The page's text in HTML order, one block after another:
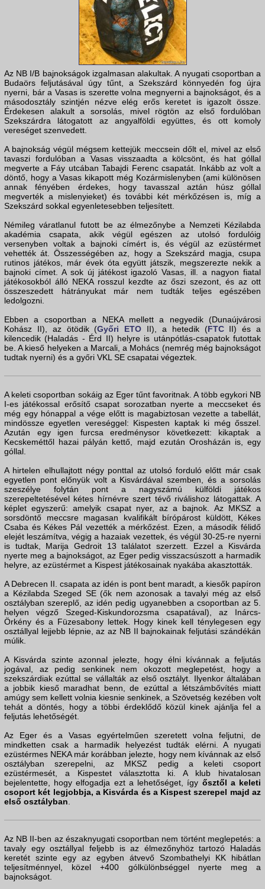
Az NB I/B bajnokságok izgalmasan alakultak. A nyugati csoportban a
Budaörs feljutásával úgy tűnt, a Szekszárd könnyedén fog újra
nyerni, bár a Vasas is szerette volna megnyerni a bajnokságot, és a
másodosztály szintjén nézve elég erős keretet is igazolt össze.
Érdekesen alakult a sorsolás, mivel rögtön az első fordulóban
Szekszárdra látogatott az angyalföldi együttes, és ott komoly
vereséget szenvedett.
A bajnokság végül mégsem kettejük meccsein dőlt el, mivel az első
tavaszi fordulóban a Vasas visszaadta a kölcsönt, és hat góllal
megverte a Fáy utcában Tabajdi Ferenc csapatát. Inkább az volt a
döntő, hogy a Vasas kikapott még Kozármislenyben (ami különösen
annak fényében érdekes, hogy tavasszal aztán húsz góllal
megverték a mislenyieket) és további két mérkőzésen is, míg a
Szekszárd sokkal egyenletesebben teljesített.
Némileg váratlanul futott be az élmezőnybe a Nemzeti Kézilabda
akadémia csapata, akik végül egészen az utolsó fordulóig
versenyben voltak a bajnoki címért is, és végül az ezüstérmet
vehették át. Összességében az, hogy a Szekszárd magja, csupa
rutinos játékos, már évek óta együtt játszik, megszerezte nekik a
bajnoki címet. A sok új játékost igazoló Vasas, ill. a nagyon fiatal
játékosokból álló NEKA rosszul kezdte az őszi szezont, és az ott
összeszedett hátrányukat már nem tudták teljes egészében
ledolgozni.
Ebben a csoportban a NEKA mellett a negyedik (Dunaújvárosi
Kohász II), az ötödik (Győri ETO II), a hetedik (FTCII) és a
kilencedik (Haladás - Érd II) helyre is utánpótlás-csapatok futottak
be. A kieső helyeken a Marcali, a Mohács (nemrég még bajnokságot
tudtak nyerni) és a győri VKL SE csapatai végeztek.
A keleti csoportban sokáig az Eger tűnt favoritnak. A több egykori NB
I-es játékossal erősítő csapat sorozatban nyerte a meccseket és
még egy hónappal a vége előtt is magabiztosan vezette a tabellát,
mindössze egyetlen vereséggel: Kispesten kaptak ki még ősszel.
Azután egy igen furcsa eredménysor következett: kikaptak a
Kecskeméttől hazai pályán kettő, majd ezután Orosházán is, egy
góllal.
A hirtelen elhullajtott négy ponttal az utolsó forduló előtt már csak
egyetlen pont előnyük volt a Kisvárdával szemben, és a sorsolás
szeszélye folytán pont a nagyszámú külföldi játékos
szerepeltetésével kétes hírnévre szert tévő riválishoz látogattak. A
képlet egyszerű: amelyik csapat nyer, az a bajnok. Az MKSZ a
sorsdöntő meccsre magasan kvalifikált bírópárost küldött, Kékes
Csaba és Kékes Pál vezették a mérkőzést. Ezen, a második félidő
elejét leszámítva, végig a hazaiak vezettek, és végül 30-25-re nyerni
is tudtak, Marija Gedroit 13 találatot szerzett. Ezzel a Kisvárda
nyerte meg a bajnokságot, az Eger pedig visszacsúszott a harmadik
helyre, az ezüstérmet a Kispest játékosainak nyakába akasztották.
A Debrecen II. csapata az idén is pont bent maradt, a kiesők papíron
a Kézilabda Szeged SE (ők nem azonosak a tavalyi még az első
osztályban szereplő, az idén pedig ugyanebben a csoportban az 5.
helyen végző Szeged-Kiskundorozsma csapatával), az Inárcs-
Örkény és a Füzesabony lettek. Hogy kinek kell ténylegesen egy
osztállyal lejjebb lépnie, az az NB II bajnokainak feljutási szándékán
múlik.
A Kisvárda szinte azonnal jelezte, hogy élni kívánnak a feljutás
jogával, az pedig senkinek nem okozott meglepetést, hogy a
szekszárdiak ezúttal se vállalták az első osztályt. Ilyenkor általában
a jobbik kieső maradhat benn, de ezúttal a létszámbővítés miatt
amúgy sem kellett volnia kiesnie senkinek, a Szövetség kezében volt
tehát a döntés, hogy a többi érdeklődő közül kinek ajánlja fel a
feljutás lehetőségét.
Az Eger és a Vasas egyértelműen szeretett volna feljutni, de
mindketten csak a harmadik helyezést tudták elérni. A nyugati
ezüstérmes NEKA már korábban jelezte, hogy nem kívánnak az első
osztályban szerepelni, az MKSZ pedig a keleti csoport
ezüstérmesét, a Kispestet választotta ki. A klub hivatalosan
bejelentette, hogy elfogadja ezt a lehetőséget, így ősztől a keleti
csoport két legjobbja, a Kisvárda és a Kispest szerepel majd az
első osztályban.
Az NB II-ben az északnyugati csoportban nem történt meglepetés: a
tavaly egy osztállyal feljebb is az élmezőnyhöz tartozó Haladás
keretét szinte egy az egyben átvevő Szombathelyi KK hibátlan
teljesítménnyel, közel +400 gólkülönbséggel nyerte meg a
bajnokságot.